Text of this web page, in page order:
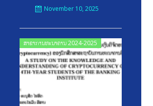
November 10, 2025
ສາຂາການທະນາຄານ 2024-2025
Posted
on